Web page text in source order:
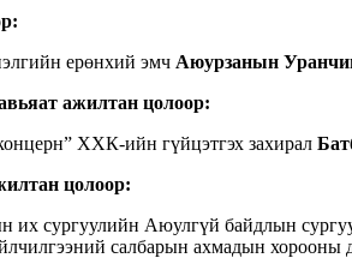
:
ерөнхий эмч Аюурзанын
ажилтан цолоор:
ХХК-ийн гүйцэтгэх захирал
цолоор:
их сургуулийн Аюулгүй байдлын
салбарын ахмадын хорооны